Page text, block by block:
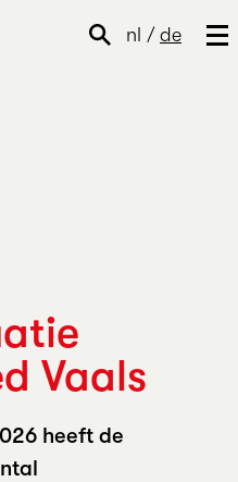
nl / de
Vaals
heeft de